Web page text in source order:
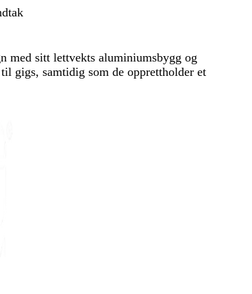
med sitt lettvekts aluminiumsbygg og
gigs, samtidig som de opprettholder et